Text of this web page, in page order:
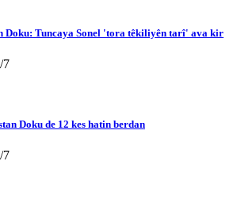
Doku: Tuncaya Sonel 'tora têkiliyên tarî' ava kir
7
Doku de 12 kes hatin berdan
7